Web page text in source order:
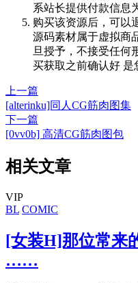
系站长提供付款信息
购买该资源后，可以
源码素材属于虚拟商
旦授予，不接受任何
买获取之前确认好 是
上一篇
[alterinku]同人CG筋肉图集
下一篇
[0vv0b] 高清CG筋肉图包
相关文章
VIP
BL COMIC
[女装H]那位常来
……